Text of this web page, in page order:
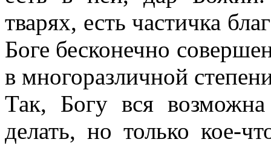
тварях, есть частичка
Боге бесконечно
в многоразличной
Так, Богу вся
делать, но только кое-